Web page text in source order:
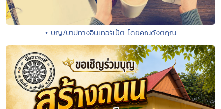
• บุญ/บาปทางอินเทอร์เน็ต โดยคุณดังตฤณ